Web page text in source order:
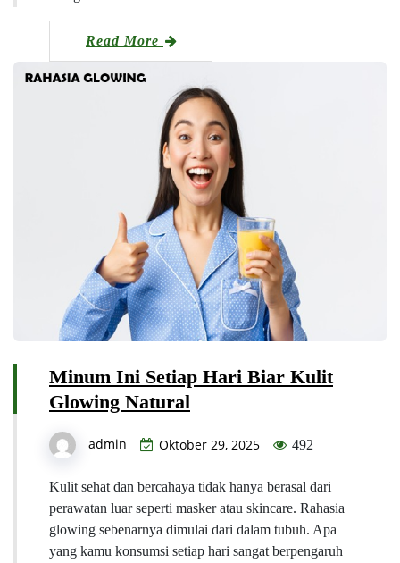
Read More
Minum Ini Setiap Hari Biar Kulit
Glowing Natural
admin Oktober 29, 2025 492
Kulit sehat dan bercahaya tidak hanya berasal dari
perawatan luar seperti masker atau skincare. Rahasia
glowing sebenarnya dimulai dari dalam tubuh. Apa
yang kamu konsumsi setiap hari sangat berpengaruh